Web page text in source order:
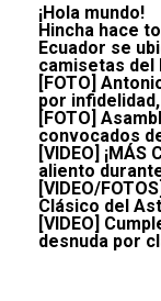
¡Hola mundo!
Hincha hace
Ecuador se
camisetas del
[FOTO]
por
[FOTO]
convocados
[VIDEO]
aliento
[VIDEO/
Clásico del
[VIDEO]
desnuda por